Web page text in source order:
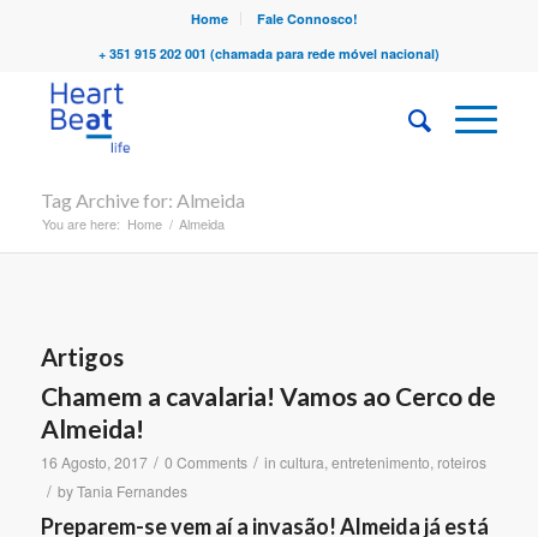
Home
Fale Connosco!
+ 351 915 202 001 (chamada para rede móvel nacional)
Tag Archive for: Almeida
You are here: Home / Almeida
Artigos
Chamem a cavalaria! Vamos ao Cerco de
Almeida!
16 Agosto, 2017 / 0 Comments / in cultura, entretenimento, roteiros
/ byTania Fernandes
Preparem-se vem aí a invasão! Almeida já está